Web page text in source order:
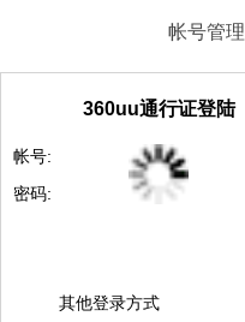
帐号管理
360uu通行证登陆
帐号:
密码:
其他登录方式